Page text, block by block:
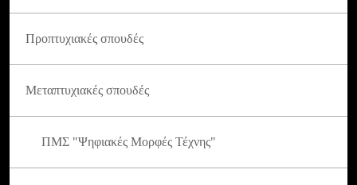
Προπτυχιακές σπουδές
Μεταπτυχιακές σπουδές
ΠΜΣ "Ψηφιακές Μορφές Τέχνης"